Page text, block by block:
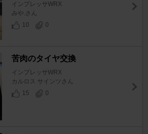
インプレッサWRX
みや.さん
10
0
苦肉のタイヤ交換
インプレッサWRX
カルロス サインツさん
15
0